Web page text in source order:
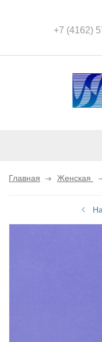
+7 (4162)
Главная Женская